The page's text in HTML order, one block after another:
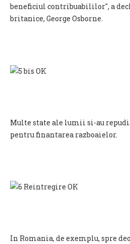
beneficiul contribuabililor", a
britanice, George Osborne.
Multe state ale lumii si-au
pentru finantarea razboaielor.
In Romania, de exemplu, spre